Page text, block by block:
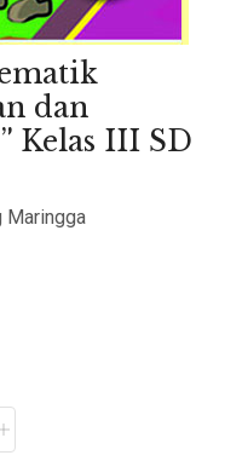
dan
Kelas III SD
Maringga